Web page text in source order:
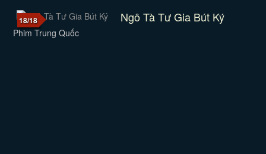
18/18 Ngô Tà Tư Gia Bút Ký
Phim Trung Quốc